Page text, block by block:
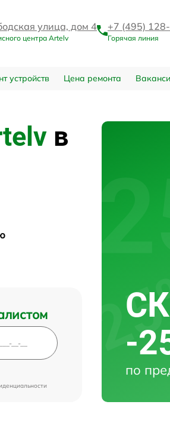
улица, дом 4
центра Artelv
+7 (495)
Горячая линия
устройств Цена ремонта
в
-
по